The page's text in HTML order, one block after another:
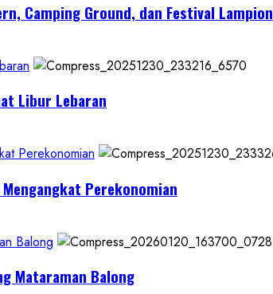
Camping Ground, dan Festival Lampion
Libur Lebaran
Perekonomian
Perekonomian
Balong
Mataraman Balong